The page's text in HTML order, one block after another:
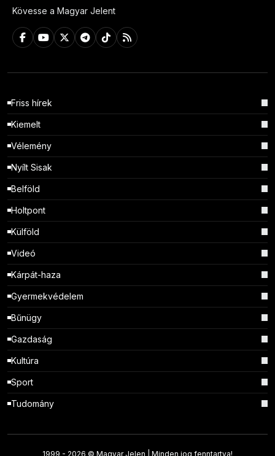
Kövesse a Magyar Jelent
Friss hírek
Kiemelt
Vélemény
Nyílt Sisak
Belföld
Holtpont
Külföld
Videó
Kárpát-haza
Gyermekvédelem
Bűnügy
Gazdaság
Kultúra
Sport
Tudomány
1999 - 2026 © Magyar Jelen | Minden jog fenntartva!